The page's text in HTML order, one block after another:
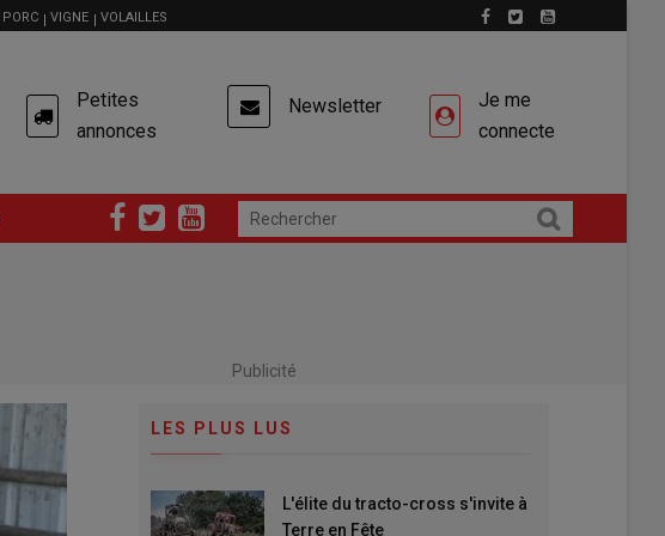
PORC VIGNE VOLAILLES
Petites
annonces
Newsletter
Je me
connecte
Publicité
LES PLUS LUS
L'élite du tracto-cross s'invite à
Terre en Fête